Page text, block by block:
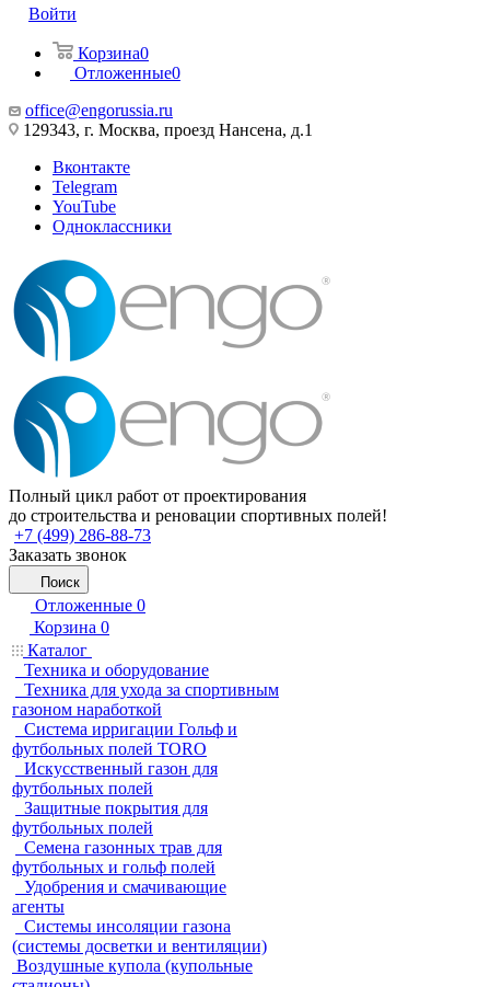
Войти
Корзина0
Отложенные0
office@engorussia.ru
129343, г. Москва, проезд Нансена, д.1
Вконтакте
Telegram
YouTube
Одноклассники
Полный цикл работ от проектирования
до строительства и реновации спортивных полей!
+7 (499) 286-88-73
Заказать звонок
Поиск
Отложенные 0
Корзина 0
Каталог
Техника и оборудование
Техника для ухода за спортивным
газоном наработкой
Система ирригации Гольф и
футбольных полей TORO
Искусственный газон для
футбольных полей
Защитные покрытия для
футбольных полей
Семена газонных трав для
футбольных и гольф полей
Удобрения и смачивающие
агенты
Системы инсоляции газона
(системы досветки и вентиляции)
Воздушные купола (купольные